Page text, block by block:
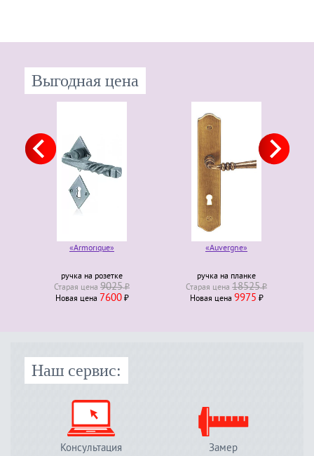
Выгодная цена
«Armorique»
ручка на розетке
Старая ценa 9025₽
Новая ценa 7600₽
«Auvergne»
ручка на планке
Старая ценa 18525₽
Новая ценa 9975 ₽
Наш сервис:
Консультация Замер